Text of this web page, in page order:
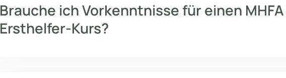
Brauche ich Vorkenntnisse für einen MHFA
Ersthelfer-Kurs?